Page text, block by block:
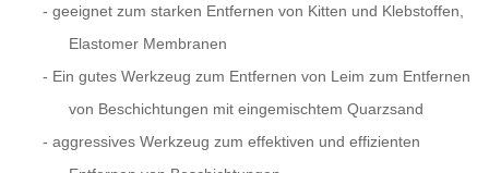
- geeignet zum starken Entfernen von Kitten und Klebstoffen,
Elastomer Membranen
- Ein gutes Werkzeug zum Entfernen von Leim zum Entfernen
von Beschichtungen mit eingemischtem Quarzsand
- aggressives Werkzeug zum effektiven und effizienten